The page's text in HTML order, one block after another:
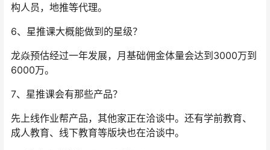
构人员，地推等代理。
6、星推课大概能做到的星级？
龙焱预估经过一年发展，月基础佣金体量会达到3000万到
6000万。
7、星推课会有那些产品？
先上线作业帮产品，其他家正在洽谈中。还有学前教育、
成人教育、线下教育等版块也在洽谈中。